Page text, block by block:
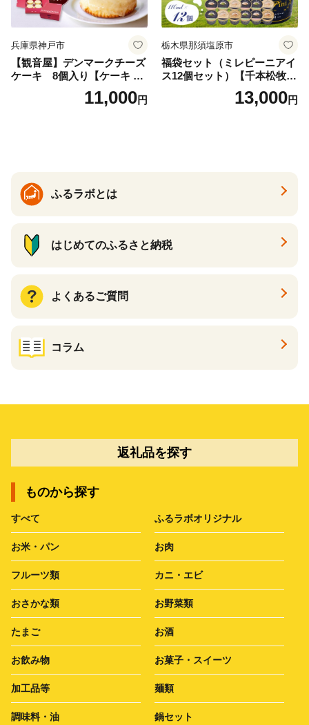
兵庫県神戸市
【観音屋】デンマークチーズ
ケーキ 8個入り【ケーキ チ
ーズケーキ 人気スイーツ お
すすめスイーツ 神戸スイー
11,000円
栃木県那須塩原市
福袋セット（ミレピーニアイ
ス12個セット）【千本松牧
場】 ns025-014-12 【デザー
ト 詰め合わせ ギフト】
13,000円
ふるラボとは
はじめてのふるさと納税
よくあるご質問
コラム
返礼品を探す
ものから探す
すべて ふるラボオリジナル
お米・パン お肉
フルーツ類 カニ・エビ
おさかな類 お野菜類
たまご お酒
お飲み物 お菓子・スイーツ
加工品等 麺類
調味料・油 鍋セット